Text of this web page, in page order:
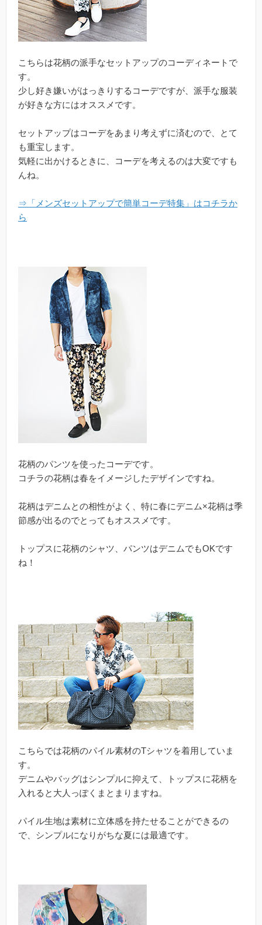
こちらは花柄の派手なセットアップのコーディネートで
す。
少し好き嫌いがはっきりするコーデですが、派手な服装
が好きな方にはオススメです。
セットアップはコーデをあまり考えずに済むので、とて
も重宝します。
気軽に出かけるときに、コーデを考えるのは大変ですも
んね。
⇒「メンズセットアップで簡単コーデ特集」はコチラか
ら
花柄のパンツを使ったコーデです。
コチラの花柄は春をイメージしたデザインですね。
花柄はデニムとの相性がよく、特に春にデニム×花柄は季
節感が出るのでとってもオススメです。
トップスに花柄のシャツ、パンツはデニムでもOKです
ね！
こちらでは花柄のパイル素材のTシャツを着用していま
す。
デニムやバッグはシンプルに抑えて、トップスに花柄を
入れると大人っぽくまとまりますね。
パイル生地は素材に立体感を持たせることができるの
で、シンプルになりがちな夏には最適です。